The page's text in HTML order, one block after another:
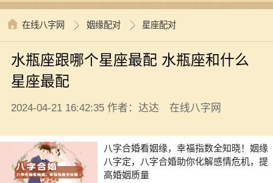
在线八字网 姻缘配对 星座配对
水瓶座跟哪个星座最配 水瓶座和什么
星座最配
2024-04-21 16:42:35 作者：达达 在线八字网
八字合婚看姻缘，幸福指数全知晓！姻缘
八字定，八字合婚助你化解感情危机，提
高婚姻质量